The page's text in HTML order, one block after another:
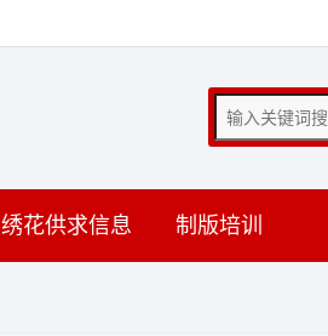
绣花供求信息 制版培训